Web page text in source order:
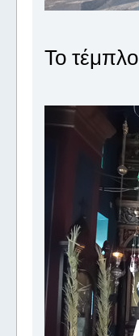
Το τέμπλο